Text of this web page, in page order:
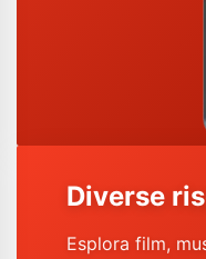
Diverse
Esplora film,